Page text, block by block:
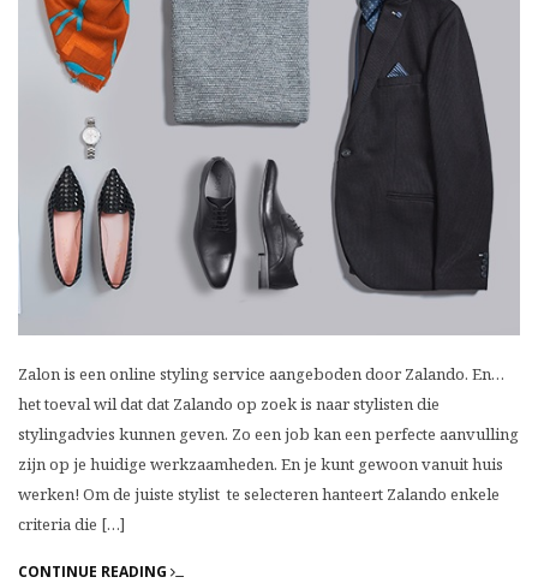
Zalon is een online styling service aangeboden door Zalando. En…
het toeval wil dat dat Zalando op zoek is naar stylisten die
stylingadvies kunnen geven. Zo een job kan een perfecte aanvulling
zijn op je huidige werkzaamheden. En je kunt gewoon vanuit huis
werken! Om de juiste stylist te selecteren hanteert Zalando enkele
criteria die […]
CONTINUE READING